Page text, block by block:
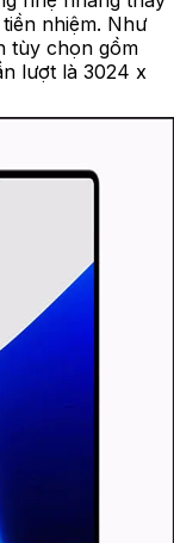
nhiệm. Như
tùy chọn gồm
lượt là 3024 x